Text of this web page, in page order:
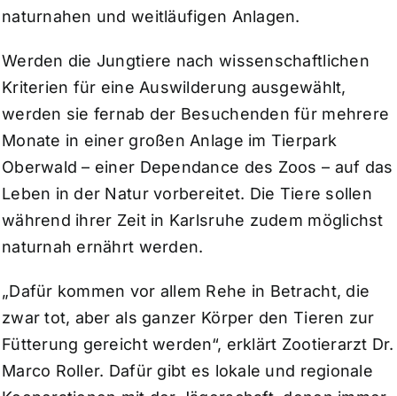
naturnahen und weitläufigen Anlagen.
Werden die Jungtiere nach wissenschaftlichen
Kriterien für eine Auswilderung ausgewählt,
werden sie fernab der Besuchenden für mehrere
Monate in einer großen Anlage im Tierpark
Oberwald – einer Dependance des Zoos – auf das
Leben in der Natur vorbereitet. Die Tiere sollen
während ihrer Zeit in Karlsruhe zudem möglichst
naturnah ernährt werden.
„Dafür kommen vor allem Rehe in Betracht, die
zwar tot, aber als ganzer Körper den Tieren zur
Fütterung gereicht werden“, erklärt Zootierarzt Dr.
Marco Roller. Dafür gibt es lokale und regionale